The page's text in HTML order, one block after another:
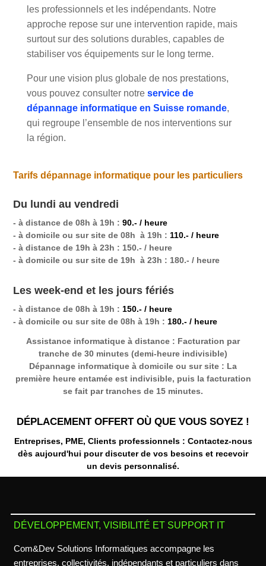
les professionnels et les indépendants. Notre
approche repose sur une intervention rapide, mais
surtout sur des solutions durables, capables de
stabiliser vos équipements sur le long terme.
Pour une vision plus globale de nos prestations,
vous pouvez consulter notre service de
dépannage informatique en Suisse romande,
qui regroupe l’ensemble de nos interventions sur
la région.
Tarifs dépannage informatique pour les particuliers
Du lundi au vendredi
- à distance de 08h à 19h :90.- / heure
- à domicile ou sur site de 08h à 19h : 110.- / heure
- à distance de 19h à 23h : 150.- / heure
- à domicile ou sur site de 19h à 23h : 180.- / heure
Les week-end et les jours fériés
- à distance de 08h à 19h : 150.- / heure
- à domicile ou sur site de 08h à 19h : 180.- / heure
Assistance informatique à distance : Facturation par
tranche de 30 minutes (demi-heure indivisible)
Dépannage informatique à domicile ou sur site : La
première heure entamée est indivisible, puis la facturation
se fait par tranches de 15 minutes.
DÉPLACEMENT OFFERT OÙ QUE VOUS SOYEZ !
Entreprises, PME, Clients professionnels : Contactez-nous
dès aujourd'hui pour discuter de vos besoins et recevoir
un devis personnalisé.
DÉVELOPPEMENT, VISIBILITÉ ET SUPPORT IT
Com&Dev Solutions Informatiques accompagne les
entreprises, collectivités, indépendants et particuliers dans